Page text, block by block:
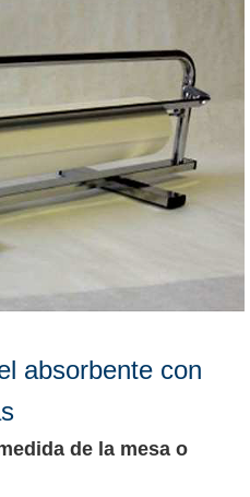
absorbente con
de la mesa o